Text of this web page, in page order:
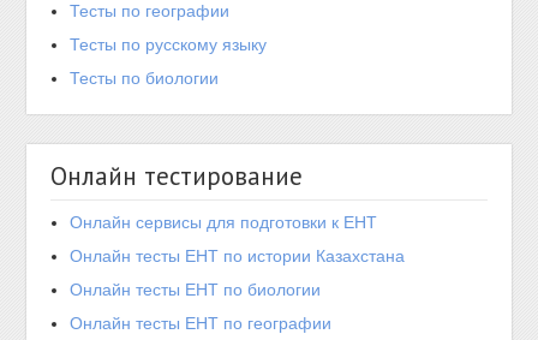
Тесты по географии
Тесты по русскому языку
Тесты по биологии
Онлайн тестирование
Онлайн сервисы для подготовки к ЕНТ
Онлайн тесты ЕНТ по истории Казахстана
Онлайн тесты ЕНТ по биологии
Онлайн тесты ЕНТ по географии